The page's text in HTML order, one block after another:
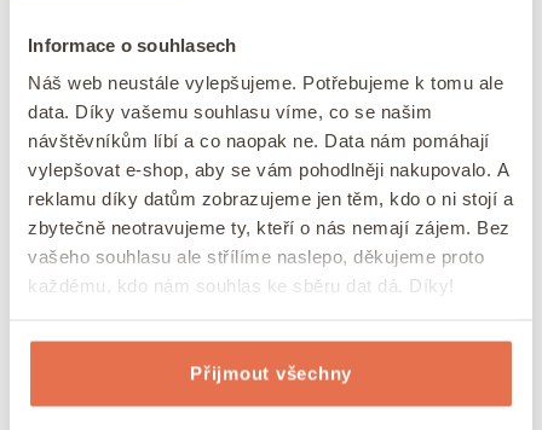
Informace o souhlasech
Náš web neustále vylepšujeme. Potřebujeme k tomu ale
data. Díky vašemu souhlasu víme, co se našim
návštěvníkům líbí a co naopak ne. Data nám pomáhají
vylepšovat e-shop, aby se vám pohodlněji nakupovalo. A
reklamu díky datům zobrazujeme jen těm, kdo o ni stojí a
zbytečně neotravujeme ty, kteří o nás nemají zájem. Bez
vašeho souhlasu ale střílíme naslepo, děkujeme proto
každému, kdo nám souhlas ke sběru dat dá. Díky!
Přijmout všechny
s javorovým sirupem, arašídovým máslem
ovocem. Ideální jsou ostružiny nebomoruše,
nebáli bychom se ale anilyofilizovaných malin
nebojahod.
Tip: Zpříjemněte si rána našimi lahodnými
recepty nazdravé snídaně.?
FAQ – Nejčastější dotazy